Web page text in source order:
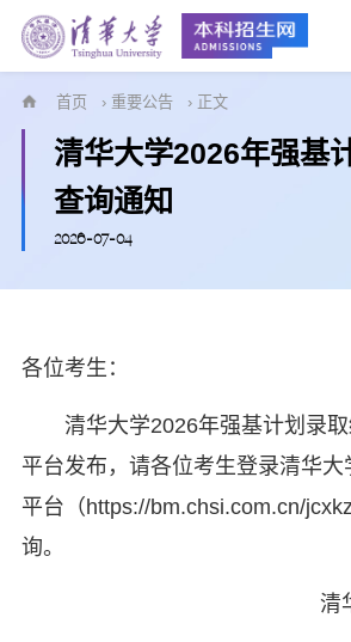
首页 › 重要公告 › 正文
清华大学2026年强基
查询通知
2026-07-04
各位考生：
清华大学2026年强基计划录
平台发布，请各位考生登录清华大
平台（https://bm.chsi.com.cn/
询。
清